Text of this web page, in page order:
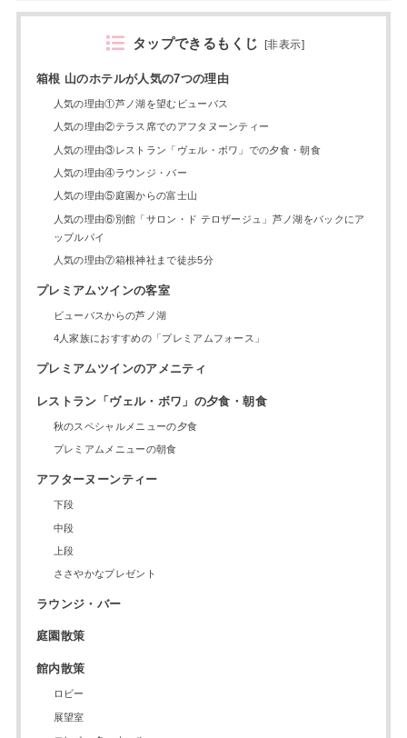
タップできるもくじ [非表示]
箱根 山のホテルが人気の7つの理由
人気の理由①芦ノ湖を望むビューバス
人気の理由②テラス席でのアフタヌーンティー
人気の理由③レストラン「ヴェル・ボワ」での夕食・朝食
人気の理由④ラウンジ・バー
人気の理由⑤庭園からの富士山
人気の理由⑥別館「サロン・ド テロザージュ」芦ノ湖をバックにア
ップルパイ
人気の理由⑦箱根神社まで徒歩5分
プレミアムツインの客室
ビューバスからの芦ノ湖
4人家族におすすめの「プレミアムフォース」
プレミアムツインのアメニティ
レストラン「ヴェル・ボワ」の夕食・朝食
秋のスペシャルメニューの夕食
プレミアムメニューの朝食
アフターヌーンティー
下段
中段
上段
ささやかなプレゼント
ラウンジ・バー
庭園散策
館内散策
ロビー
展望室